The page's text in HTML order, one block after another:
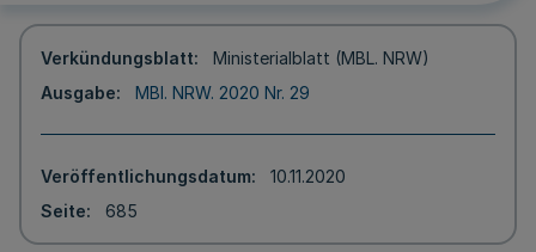
Verkündungsblatt
Ministerialblatt (MBL. NRW)
Ausgabe
MBl. NRW. 2020 Nr. 29
Veröffentlichungsdatum
10.11.2020
Seite
685